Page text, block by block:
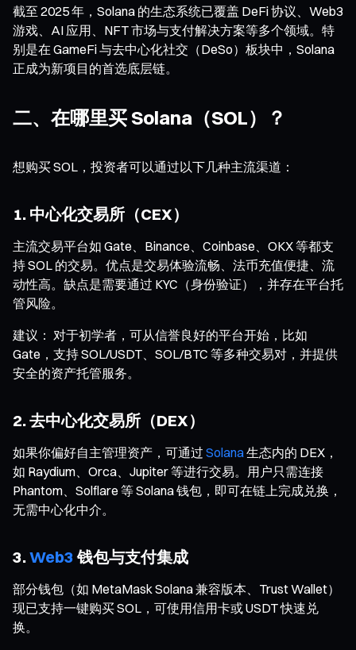
截至 2025 年，Solana 的生态系统已覆盖 DeFi 协议、Web3
游戏、AI 应用、NFT 市场与支付解决方案等多个领域。特
别是在 GameFi 与去中心化社交（DeSo）板块中，Solana
正成为新项目的首选底层链。
二、在哪里买 Solana（SOL）？
想购买 SOL，投资者可以通过以下几种主流渠道：
1. 中心化交易所（CEX）
主流交易平台如 Gate、Binance、Coinbase、OKX 等都支
持 SOL 的交易。优点是交易体验流畅、法币充值便捷、流
动性高。缺点是需要通过 KYC（身份验证），并存在平台托
管风险。
建议： 对于初学者，可从信誉良好的平台开始，比如
Gate，支持 SOL/USDT、SOL/BTC 等多种交易对，并提供
安全的资产托管服务。
2. 去中心化交易所（DEX）
如果你偏好自主管理资产，可通过 Solana生态内的 DEX，
如 Raydium、Orca、Jupiter 等进行交易。用户只需连接
Phantom、Solflare 等 Solana 钱包，即可在链上完成兑换，
无需中心化中介。
3.Web3 钱包与支付集成
部分钱包（如 MetaMask Solana 兼容版本、Trust Wallet）
现已支持一键购买 SOL，可使用信用卡或 USDT 快速兑
换。